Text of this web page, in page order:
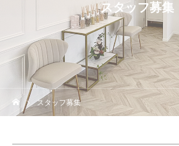
スタッフ募集
スタッフ募集